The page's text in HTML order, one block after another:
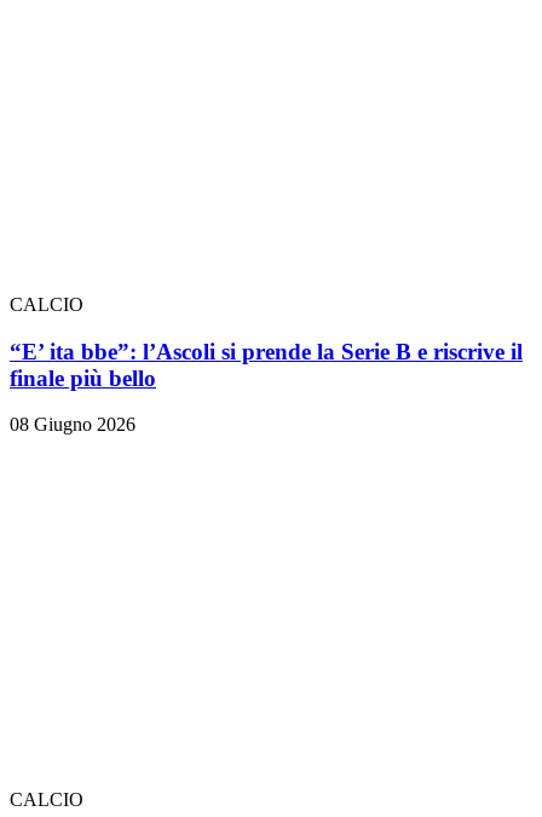
CALCIO
“E’ ita bbe”: l’Ascoli si prende la Serie B e riscrive il
finale più bello
08 Giugno 2026
CALCIO